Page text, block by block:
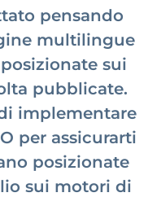
pensando
multilingue
sui
pubblicate.
implementare
per assicurarti
posizionate
sui motori di